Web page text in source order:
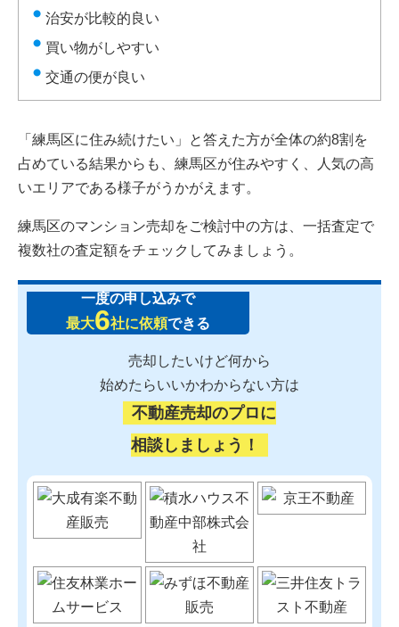
治安が比較的良い
買い物がしやすい
交通の便が良い
「練馬区に住み続けたい」と答えた方が全体の約8割を
占めている結果からも、練馬区が住みやすく、人気の高
いエリアである様子がうかがえます。
練馬区のマンション売却をご検討中の方は、一括査定で
複数社の査定額をチェックしてみましょう。
一度の申し込みで
最大6社に依頼できる
売却したいけど何から
始めたらいいかわからない方は
不動産売却のプロに
相談しましょう！